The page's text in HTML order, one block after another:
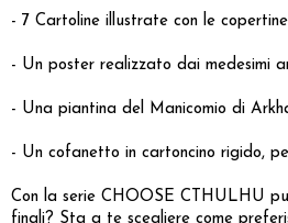
- 7 Cartoline illustrate con le
- Un poster realizzato dai medesimi
- Una piantina del Manicomio di
- Un cofanetto in cartoncino rigido,
Con la serie CHOOSE CTHULHU
finali? Sta a te scegliere come